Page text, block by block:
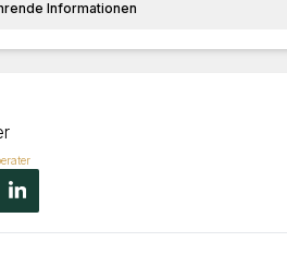
Informationen
(öffnet in neuem Tab)